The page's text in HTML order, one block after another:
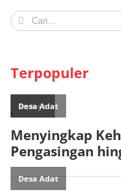
Search
for:
Terpopuler